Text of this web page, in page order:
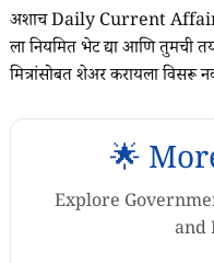
अशाच Daily Current
ला नियमित भेट द्या आणि तुमची
मित्रांसोबत शेअर करायला विसरू
🌟
Explore
and